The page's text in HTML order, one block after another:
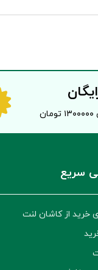
سریع
خرید از کاشان لنت